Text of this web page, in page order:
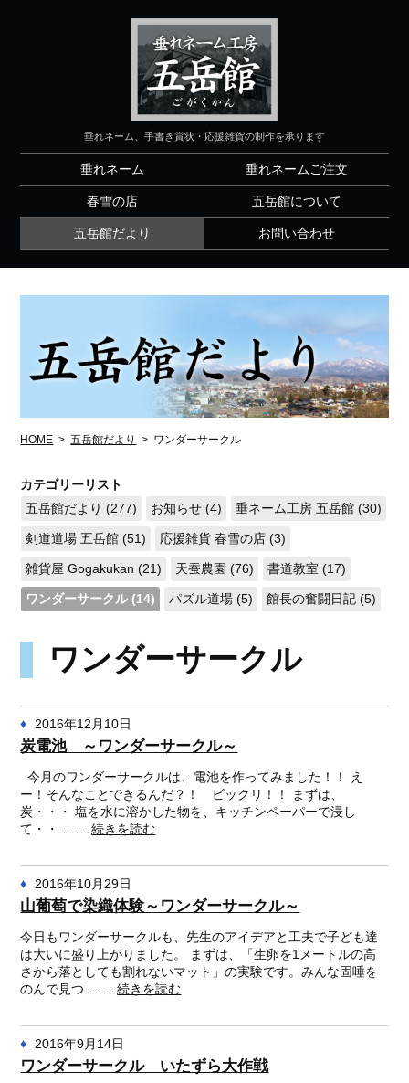
垂れネーム、手書き賞状・応援雑貨の制作を承ります
垂れネーム 垂れネームご注文
春雪の店 五岳館について
五岳館だより お問い合わせ
HOME >五岳館だより > ワンダーサークル
カテゴリーリスト
五岳館だより (277)
お知らせ (4) 垂ネーム工房 五岳館 (30)
剣道道場 五岳館 (51) 応援雑貨 春雪の店 (3)
雑貨屋 Gogakukan (21) 天蚕農園 (76) 書道教室 (17)
ワンダーサークル (14) パズル道場 (5) 館長の奮闘日記 (5)
ワンダーサークル
2016年12月10日
炭電池 ～ワンダーサークル～
今月のワンダーサークルは、電池を作ってみました！！ え
ー！そんなことできるんだ？！ ビックリ！！ まずは、
炭・・・ 塩を水に溶かした物を、キッチンペーパーで浸し
て・・ ……続きを読む
2016年10月29日
山葡萄で染織体験～ワンダーサークル～
今日もワンダーサークルも、先生のアイデアと工夫で子ども達
は大いに盛り上がりました。 まずは、「生卵を1メートルの高
さから落としても割れないマット」の実験です。みんな固唾を
のんで見つ ……続きを読む
2016年9月14日
ワンダーサークル いたずら大作戦